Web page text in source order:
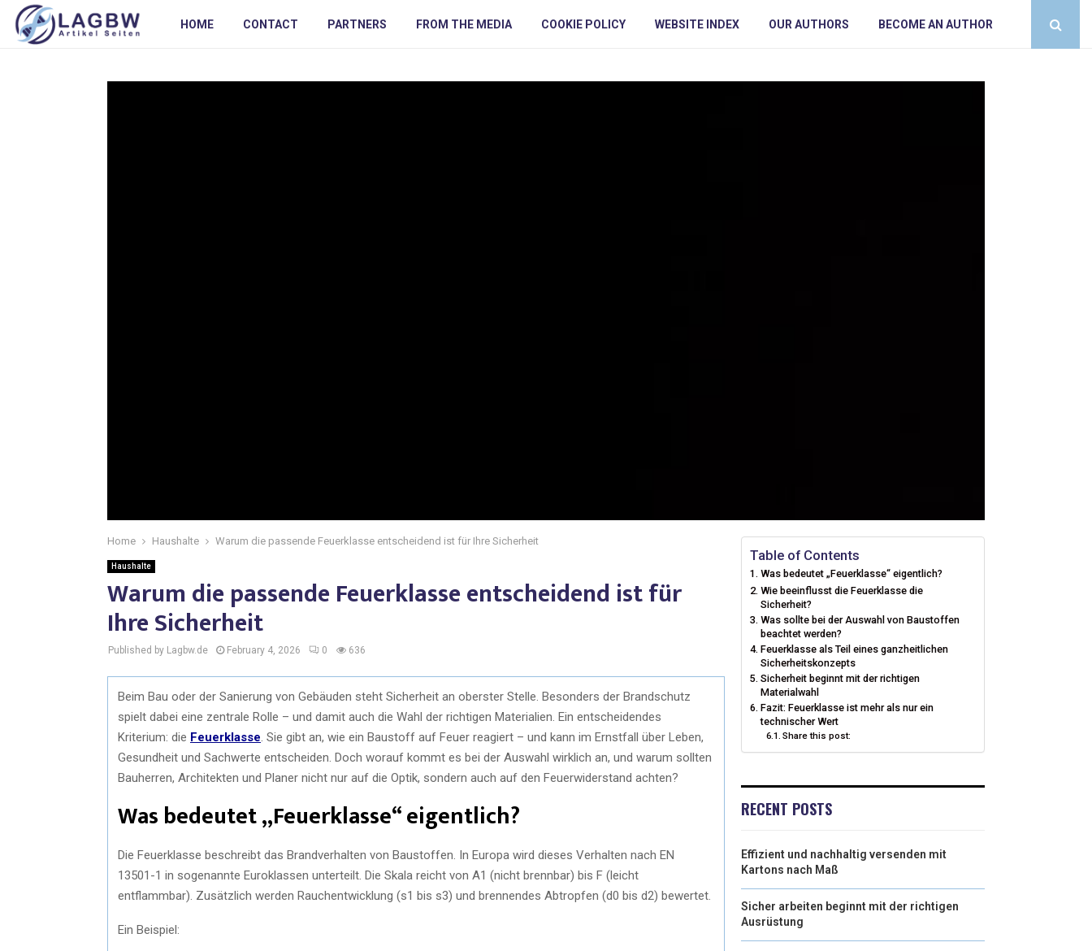
HOME CONTACT PARTNERS FROM THE MEDIA COOKIE POLICY WEBSITE INDEX OUR AUTHORS BECOME AN AUTHOR
Home Haushalte Warum die passende Feuerklasse entscheidend ist für Ihre Sicherheit
Haushalte
Warum die passende Feuerklasse entscheidend ist für
Ihre Sicherheit
Published by Lagbw.de February 4, 2026 0 636
Beim Bau oder der Sanierung von Gebäuden steht Sicherheit an oberster Stelle. Besonders der Brandschutz
spielt dabei eine zentrale Rolle – und damit auch die Wahl der richtigen Materialien. Ein entscheidendes
Kriterium: die Feuerklasse . Sie gibt an, wie ein Baustoff auf Feuer reagiert – und kann im Ernstfall über Leben,
Gesundheit und Sachwerte entscheiden. Doch worauf kommt es bei der Auswahl wirklich an, und warum sollten
Bauherren, Architekten und Planer nicht nur auf die Optik, sondern auch auf den Feuerwiderstand achten?
Was bedeutet „Feuerklasse“ eigentlich?
Die Feuerklasse beschreibt das Brandverhalten von Baustoffen. In Europa wird dieses Verhalten nach EN
13501-1 in sogenannte Euroklassen unterteilt. Die Skala reicht von A1 (nicht brennbar) bis F (leicht
entflammbar). Zusätzlich werden Rauchentwicklung (s1 bis s3) und brennendes Abtropfen (d0 bis d2) bewertet.
Ein Beispiel:
Table of Contents
Was bedeutet „Feuerklasse“ eigentlich?
Wie beeinflusst die Feuerklasse die
Sicherheit?
Was sollte bei der Auswahl von Baustoffen
beachtet werden?
Feuerklasse als Teil eines ganzheitlichen
Sicherheitskonzepts
Sicherheit beginnt mit der richtigen
Materialwahl
Fazit: Feuerklasse ist mehr als nur ein
technischer Wert
Share this post:
RECENT POSTS
Effizient und nachhaltig versenden mit
Kartons nach Maß
Sicher arbeiten beginnt mit der richtigen
Ausrüstung